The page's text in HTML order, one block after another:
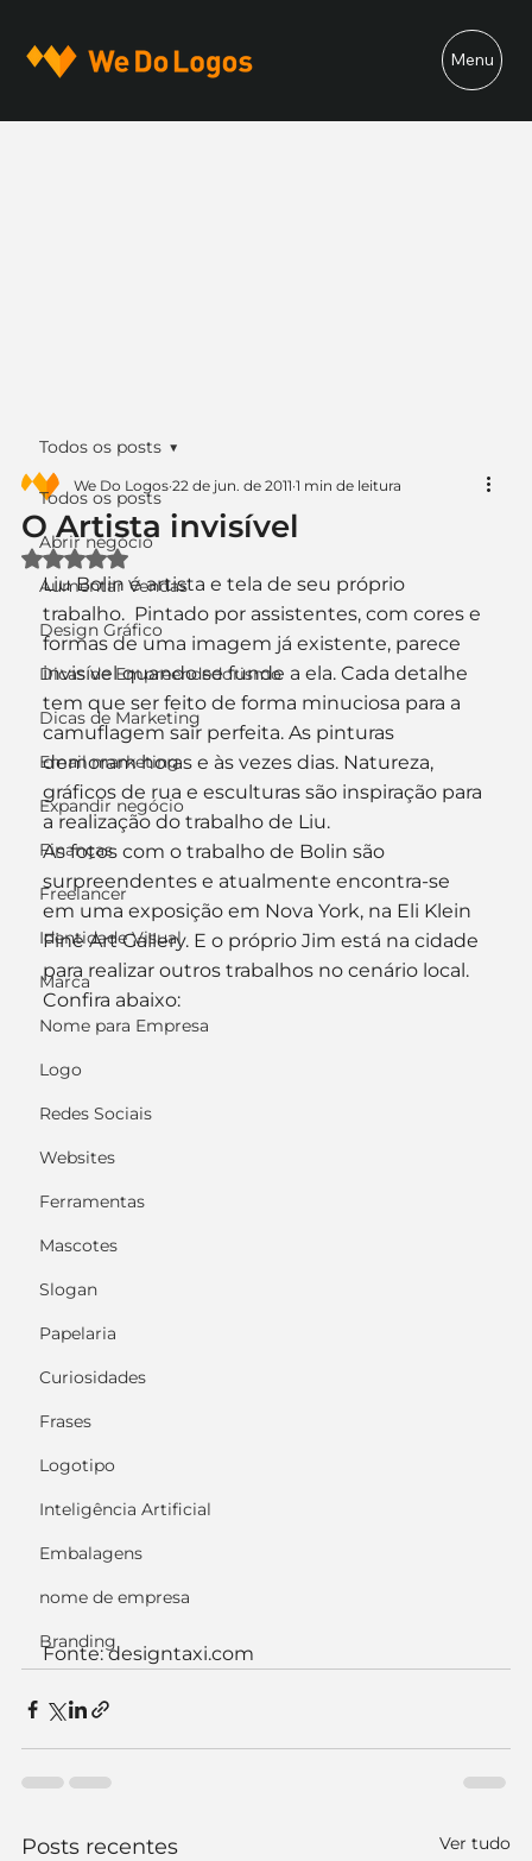
Menu
Todos os posts
Abrir negócio
Aumentar Vendas
Design Gráfico
Dicas de Empreendedorismo
Dicas de Marketing
Email marketing
Expandir negócio
Finanças
Freelancer
Identidade Visual
Marca
Nome para Empresa
Logo
Redes Sociais
Websites
Ferramentas
Mascotes
Slogan
Papelaria
Curiosidades
Frases
Logotipo
Inteligência Artificial
Embalagens
nome de empresa
Branding
Todos os posts
O Artista invisível
We Do Logos 22 de jun. de 2011 1 min de leitura
Avaliado com NaN de 5 estrelas.
Liu Bolin é artista e tela de seu próprio
trabalho.  Pintado por assistentes, com cores e
formas de uma imagem já existente, parece
invisível quando se funde a ela. Cada detalhe
tem que ser feito de forma minuciosa para a
camuflagem sair perfeita. As pinturas
demoram horas e às vezes dias. Natureza,
gráficos de rua e esculturas são inspiração para
a realização do trabalho de Liu.
As fotos com o trabalho de Bolin são
surpreendentes e atualmente encontra-se
em uma exposição em Nova York, na Eli Klein
Fine Art Gallery. E o próprio Jim está na cidade
para realizar outros trabalhos no cenário local.
Confira abaixo:
Fonte: designtaxi.com
Posts recentes Ver tudo